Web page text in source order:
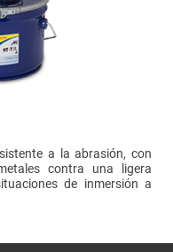
a la abrasión, con
contra una ligera
de inmersión a